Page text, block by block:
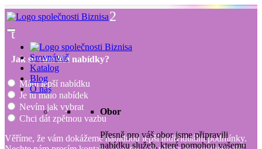
Srovnávač
Katalog
Blog
O nás
Obor
Přesně pro váš obor jsme připravili
nabídku služeb, které pomohou vašemu
t
Jak se vám líbí nabídky?
2
Mám lepší nabídku
Je tu málo nabídek
Nevím jak vybrat
Chci dát zpětnou vazbu
Věříme, že vám dokážeme nabídnou lepší individuální podmínky.